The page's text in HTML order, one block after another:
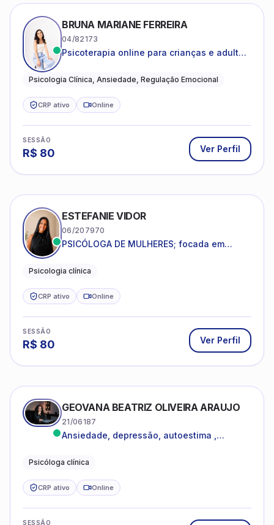
BRUNA MARIANE FERREIRA
04/82173
Psicoterapia online para crianças e adultos
reduzir a ansiedade e construir uma vida
Psicologia Clínica, Ansiedade, Regulação Emocional
CRP ativo Online
SESSÃO
R$ 80 Ver Perfil
ESTEFANIE VIDOR
06/207970
PSICÓLOGA DE MULHERES; focada em
dentro da sua realidade.
Psicologia clínica
CRP ativo Online
SESSÃO
R$ 80 Ver Perfil
GEOVANA BEATRIZ OLIVEIRA ARAUJO
21/06187
Ansiedade, depressão, autoestima ,
Psicóloga clínica
CRP ativo Online
SESSÃO